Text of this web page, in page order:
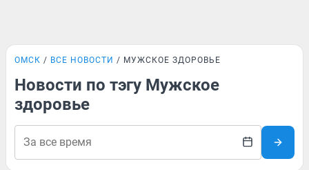
ОМСК ВСЕ НОВОСТИ МУЖСКОЕ ЗДОРОВЬЕ
Новости по тэгу Мужское
здоровье